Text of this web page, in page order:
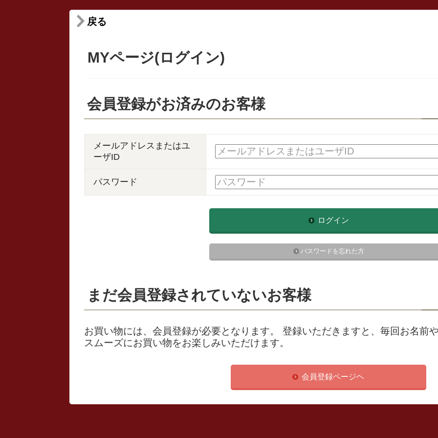
戻る
MYページ(ログイン)
会員登録がお済みのお客様
メールアドレスまたはユ
ーザID
パスワード
ログイン
パスワードを忘れた方
まだ会員登録されていないお客様
お買い物には、会員登録が必要となります。 登録いただきますと、毎回お名前
スムーズにお買い物をお楽しみいただけます。
会員登録ページヘ